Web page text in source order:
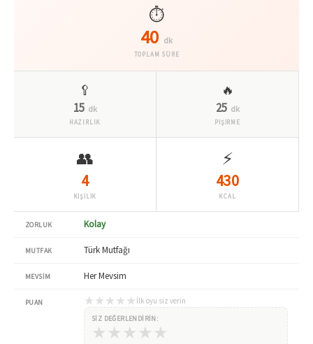
⏱️
40 dk
TOPLAM SÜRE
🥄
15 dk
HAZIRLIK
🔥
25 dk
PİŞİRME
👥
4
KİŞİLİK
⚡
430
KCAL
ZORLUK Kolay
MUTFAK Türk Mutfağı
MEVSIM Her Mevsim
PUAN ★ ★ ★ ★ ★ İlk oyu siz verin
SIZ DEĞERLENDIRIN:
★ ★ ★ ★ ★